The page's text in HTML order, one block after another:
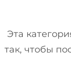
Эта
так, чтобы